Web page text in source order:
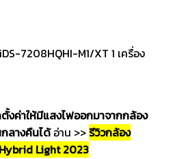
7208HQHI-M1/XT 1 เครื่อง
ค่าให้มีแสงไฟออกมาจากกล้อง
ลางคืนได้อ่าน >>รีวิวกล้อง
Light 2023